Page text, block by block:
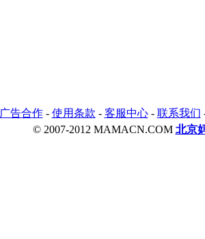
广告合作- 使用条款 - 客服中心- 联系我们
© 2007-2012 MAMACN.COM 北京